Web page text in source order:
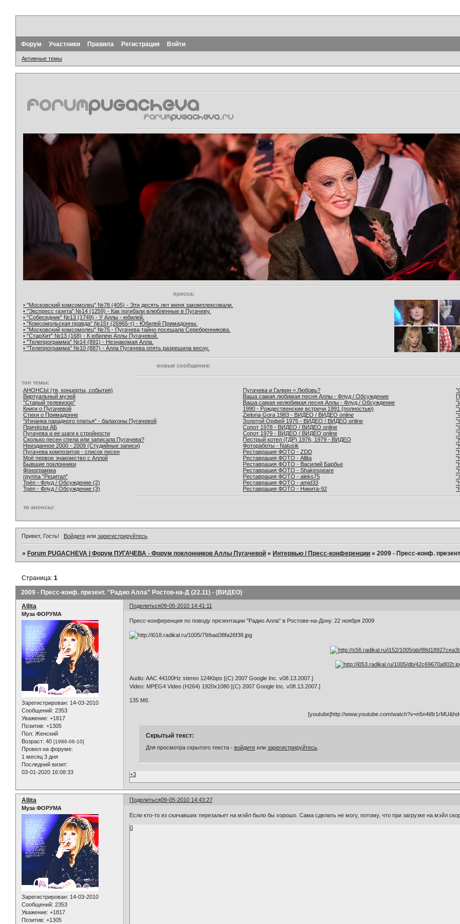
Форум Участники Правила Регистрация Войти
Активные темы
пресса:
• "Московский комсомолец" №78 (405) - Эти десять лет меня закомплексовали.
• "Экспресс газета" №14 (1259) - Как погибали влюбленные в Пугачеву.
• "Собеседник" №13 (1749) - У Аллы - юбилей.
• "Комсомольская правда" №15т (26965-т) - Юбилей Примадонны.
• "Московский комсомолец" №75 - Пугачева тайно посещала Серебренникова.
• "СтарХит" №13 (168) - К юбилею Аллы Пугачевой.
• "Телепрограмма" №14 (891) - Незнакомая Алла.
• "Телепрограмма" №10 (887) - Алла Пугачева опять разрешила весну.
новые сообщения:
топ темы:
АНОНСЫ (тв, концерты, события)
Виртуальный музей
"Старый телевизор"
Книги о Пугачевой
Стихи о Примадонне
"Изнанка парадного платья" - балахоны Пугачевой
Причёски АБ
Пугачева и ее шаги к стройности
Сколько песен спела или записала Пугачева?
Неизданное 2000 - 2009 (Студийные записи)
Пугачева композитор - список песен
Моё первое знакомство с Аллой
Бывшие поклонники
Фонограмма
группа "Рецитал"
Трёп - Флуд / Обсуждение (2)
Трёп - Флуд / Обсуждение (3)
Пугачева и Галкин = Любовь?
Ваша самая любимая песня Аллы - Флуд / Обсуждение
Ваша самая нелюбимая песня Аллы - Флуд / Обсуждение
1990 - Рождественские встречи 1991 (полностью)
Zielona Gora 1983 - ВИДЕО / ВИДЕО online
Золотой Орфей 1975 - ВИДЕО / ВИДЕО online
Сопот 1978 - ВИДЕО / ВИДЕО online
Сопот 1979 - ВИДЕО / ВИДЕО online
Пестрый котел (ГДР) 1976, 1979 - ВИДЕО
Фотоработы - Natusik
Реставрация ФОТО - ZDD
Реставрация ФОТО - Allita
Реставрация ФОТО - Василий Барбье
Реставрация ФОТО - Shakespeare
Реставрация ФОТО - aleks75
Реставрация ФОТО - amid33
Реставрация ФОТО - Никита-92
тв анонсы:
Привет, Гость! Войдитеили зарегистрируйтесь.
»Forum PUGACHEVA | Форум ПУГАЧЕВА - Форум поклонников Аллы Пугачевой »Интервью / Пресс-конференции »2009 - Пресс-конф.
2009 - Пресс-конф. презент. "Радио Алла" Ростов-на-Д (22.11) - (ВИДЕО)
Страница:1
Поделиться09-05-2010 14:41:11
Allita
Муза ФОРУМА
Зарегистрирован: 14-03-2010
Сообщений: 2353
Уважение: +1817
Позитив: +1305
Пол: Женский
Возраст: 40 [1986-06-10]
Провел на форуме:
1 месяц 3 дня
Последний визит:
03-01-2020 16:08:33
Пресс-конференция по поводу презентации "Радио Алла" в Ростове-на-Дону. 22 ноября 2009
Audio: AAC 44100Hz stereo 124Kbps [(C) 2007 Google Inc. v08.13.2007.]
Video: MPEG4 Video (H264) 1920x1080 [(C) 2007 Google Inc. v08.13.2007.]
135 Мб.
[youtube]http://www.youtube.com/
Скрытый текст:
Для просмотра скрытого текста - войдитеили зарегистрируйтесь.
+3
Поделиться09-05-2010 14:43:27
Allita
Муза ФОРУМА
Зарегистрирован: 14-03-2010
Сообщений: 2353
Уважение: +1817
Позитив: +1305
Если кто-то из скачавших перезальет на мэйл было бы хорошо. Сама сделать не могу, потому, что при загрузке на мэйл
0